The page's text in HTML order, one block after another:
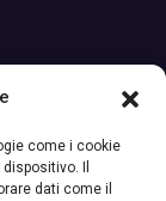
come i cookie
Il
dati come il